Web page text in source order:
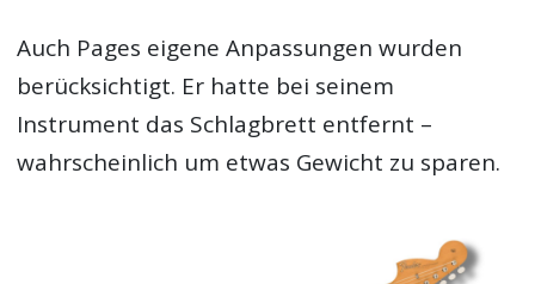
Auch Pages eigene Anpassungen wurden
berücksichtigt. Er hatte bei seinem
Instrument das Schlagbrett entfernt –
wahrscheinlich um etwas Gewicht zu sparen.